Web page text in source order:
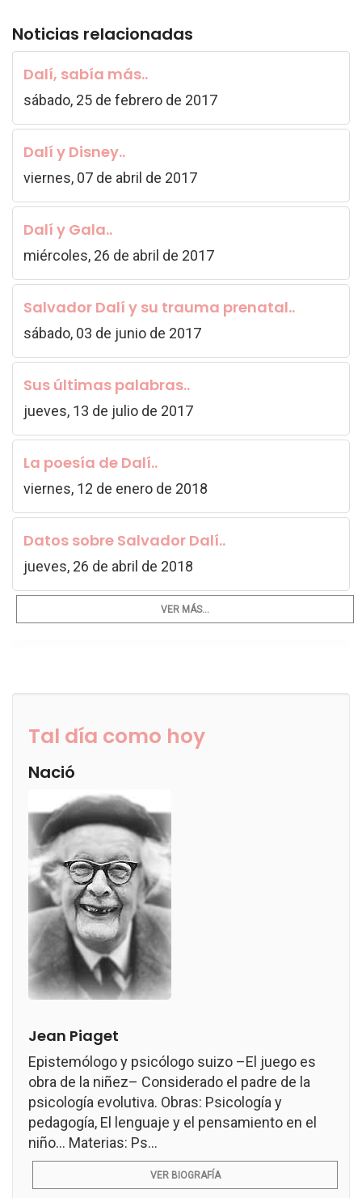
Noticias relacionadas
Dalí, sabía más..
sábado, 25 de febrero de 2017
Dalí y Disney..
viernes, 07 de abril de 2017
Dalí y Gala..
miércoles, 26 de abril de 2017
Salvador Dalí y su trauma prenatal..
sábado, 03 de junio de 2017
Sus últimas palabras..
jueves, 13 de julio de 2017
La poesía de Dalí..
viernes, 12 de enero de 2018
Datos sobre Salvador Dalí..
jueves, 26 de abril de 2018
VER MÁS...
Tal día como hoy
Nació
Jean Piaget
Epistemólogo y psicólogo suizo –El juego es
obra de la niñez– Considerado el padre de la
psicología evolutiva. Obras: Psicología y
pedagogía, El lenguaje y el pensamiento en el
niño... Materias: Ps...
VER BIOGRAFÍA